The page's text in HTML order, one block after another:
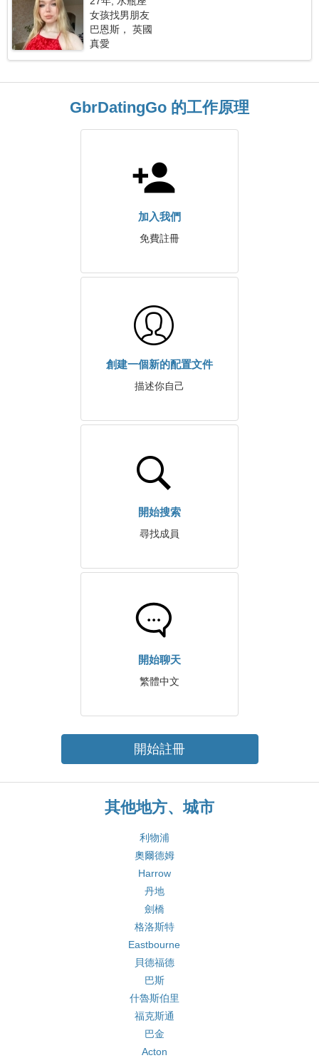
女孩找男朋友
巴恩斯， 英國
真愛
GbrDatingGo 的工作原理
加入我們
免費註冊
創建一個新的配置文件
描述你自己
開始搜索
尋找成員
開始聊天
繁體中文
開始註冊
其他地方、城市
利物浦
奧爾德姆
Harrow
丹地
劍橋
格洛斯特
Eastbourne
貝德福德
巴斯
什魯斯伯里
福克斯通
巴金
Acton